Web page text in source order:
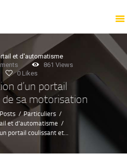
et d'automatisme
861 Views
0 Likes
d’un portail
sa motorisation
Particuliers
et d'automatisme
portail coulissant et...